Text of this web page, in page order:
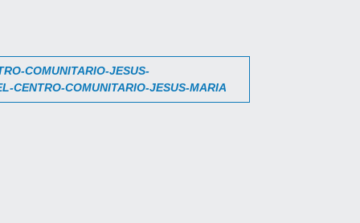
COMUNITARIO-JESUS-
CENTRO-COMUNITARIO-JESUS-MARIA